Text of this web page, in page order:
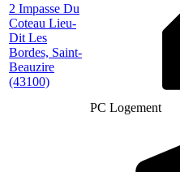
2 Impasse Du
Coteau Lieu-
Dit Les
Bordes, Saint-
Beauzire
(43100)
PC Logement